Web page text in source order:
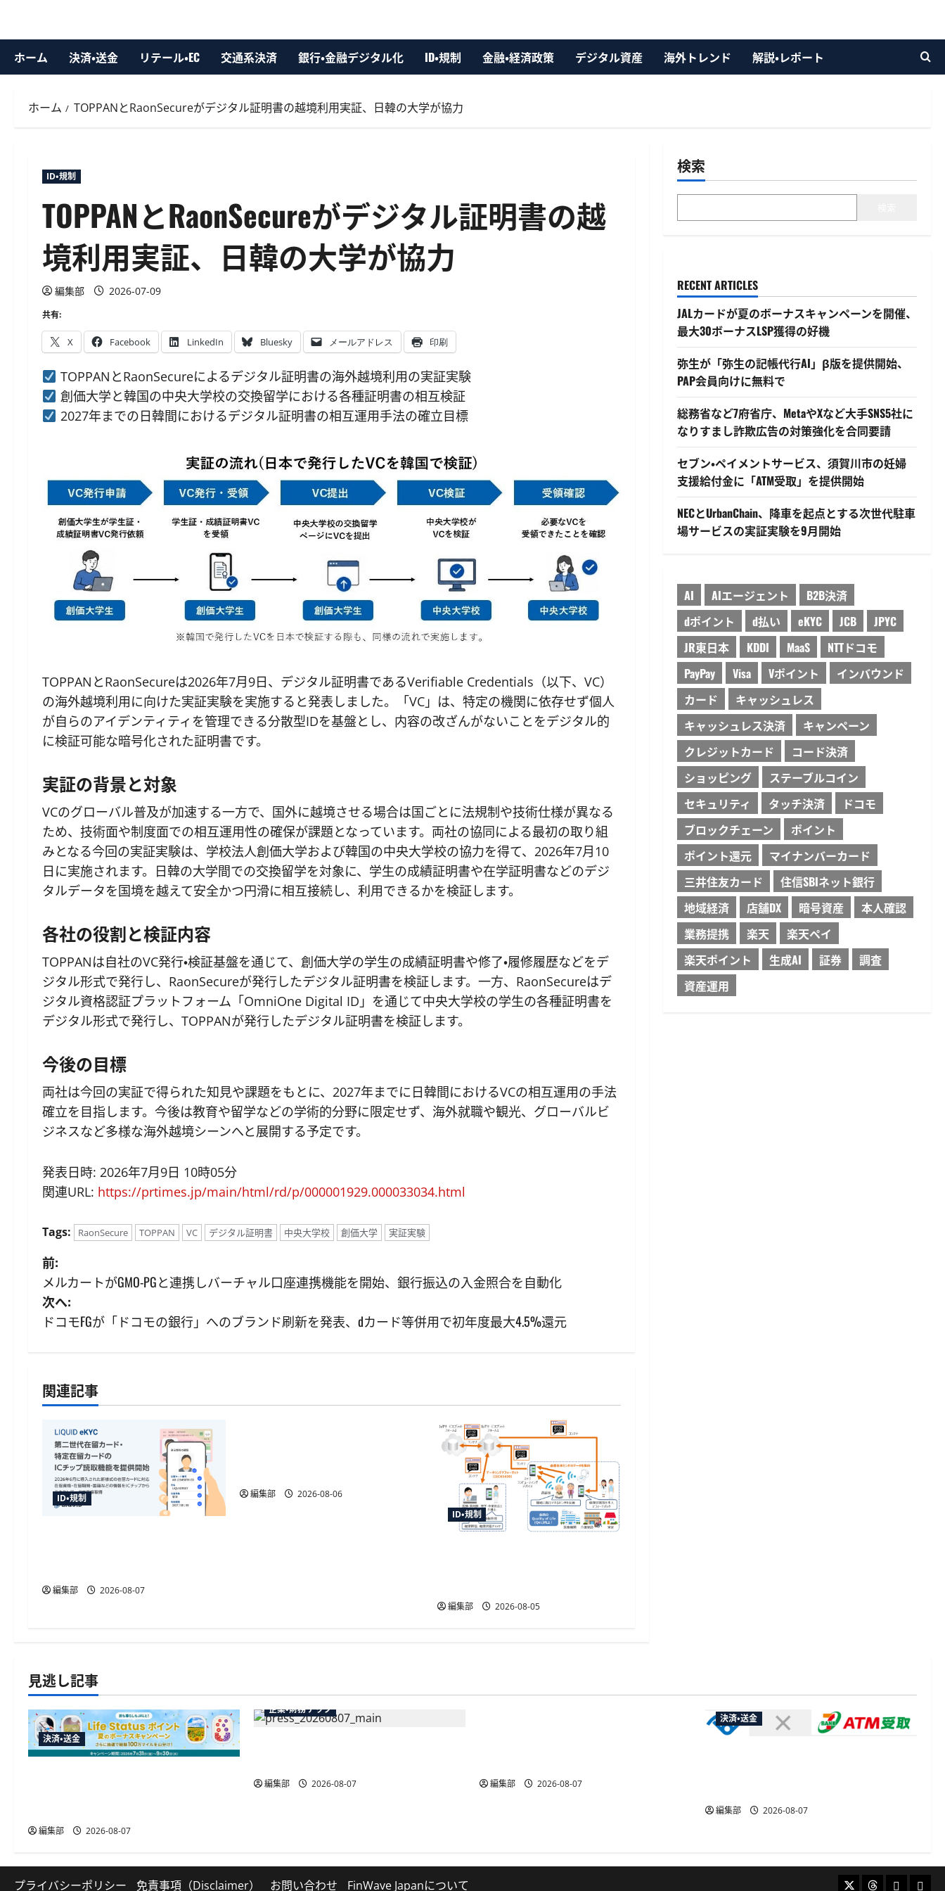
ホーム 決済・送金 リテール・EC 交通系決済 銀行・金融デジタル化 ID・規制 金融・経済政策 デジタル資産 海外トレンド 解説・レポート
ホーム TOPPANとRaonSecureがデジタル証明書の越境利用実証、日韓の大学が協力
ID・規制
TOPPANとRaonSecureがデジタル証明書の越
境利用実証、日韓の大学が協力
編集部 2026-07-09
共有:
X Facebook LinkedIn Bluesky メールアドレス 印刷
TOPPANとRaonSecureによるデジタル証明書の海外越境利用の実証実験
創価大学と韓国の中央大学校の交換留学における各種証明書の相互検証
2027年までの日韓間におけるデジタル証明書の相互運用手法の確立目標
TOPPANとRaonSecureは2026年7月9日、デジタル証明書であるVerifiable Credentials（以下、VC）
の海外越境利用に向けた実証実験を実施すると発表しました。「VC」は、特定の機関に依存せず個人
が自らのアイデンティティを管理できる分散型IDを基盤とし、内容の改ざんがないことをデジタル的
に検証可能な暗号化された証明書です。
実証の背景と対象
VCのグローバル普及が加速する一方で、国外に越境させる場合は国ごとに法規制や技術仕様が異なる
ため、技術面や制度面での相互運用性の確保が課題となっています。両社の協同による最初の取り組
みとなる今回の実証実験は、学校法人創価大学および韓国の中央大学校の協力を得て、2026年7月10
日に実施されます。日韓の大学間での交換留学を対象に、学生の成績証明書や在学証明書などのデジ
タルデータを国境を越えて安全かつ円滑に相互接続し、利用できるかを検証します。
各社の役割と検証内容
TOPPANは自社のVC発行・検証基盤を通じて、創価大学の学生の成績証明書や修了・履修履歴などをデ
ジタル形式で発行し、RaonSecureが発行したデジタル証明書を検証します。一方、RaonSecureはデ
ジタル資格認証プラットフォーム「OmniOne Digital ID」を通じて中央大学校の学生の各種証明書を
デジタル形式で発行し、TOPPANが発行したデジタル証明書を検証します。
今後の目標
両社は今回の実証で得られた知見や課題をもとに、2027年までに日韓間におけるVCの相互運用の手法
確立を目指します。今後は教育や留学などの学術的分野に限定せず、海外就職や観光、グローバルビ
ジネスなど多様な海外越境シーンへと展開する予定です。
発表日時: 2026年7月9日 10時05分
関連URL: https://prtimes.jp/main/html/rd/p/000001929.000033034.html
Tags: RaonSecure TOPPAN VC デジタル証明書 中央大学校 創価大学 実証実験
投
稿
ナ
ゲ
ー
シ
ョ
ン
前:
メルカートがGMO-PGと連携しバーチャル口座連携機能を開始、銀行振込の入金照合を自動化
次へ:
ドコモFGが「ドコモの銀行」へのブランド刷新を発表、dカード等併用で初年度最大4.5%還元
関連記事
ID・規制
編集部 2026-08-07
編集部
2026-08-06
ID・規制
編集部 2026-08-05
検索
RECENT ARTICLES
JALカードが夏のボーナスキャンペーンを開催、
最大30ボーナスLSP獲得の好機
弥生が「弥生の記帳代行AI」β版を提供開始、
PAP会員向けに無料で
総務省など7府省庁、MetaやXなど大手SNS5社に
なりすまし詐欺広告の対策強化を合同要請
セブン・ペイメントサービス、須賀川市の妊婦
支援給付金に「ATM受取」を提供開始
NECとUrbanChain、降車を起点とする次世代駐車
場サービスの実証実験を9月開始
AI AIエージェント
B2B決済
dポイント
d払い eKYC JCB
JPYC
JR東日本
KDDI MaaS
NTTドコモ
PayPay
Visa Vポイント
インバウンド
カード
キャッシュレス
キャッシュレス決済
キャンペーン
クレジットカード
コード決済
ショッピング
ステーブルコイン
セキュリティ
タッチ決済
ドコモ
ブロックチェーン
ポイント
ポイント還元
マイナンバーカード
三井住友カード
住信SBIネット銀行
地域経済
店舗DX 暗号資産
本人確認
業務提携
楽天
楽天ペイ
楽天ポイント
生成AI 証券
調査
資産運用
見逃し記事
決済・送金
編集部 2026-08-07
企業・財務テック
編集部 2026-08-07
広告
編集部 2026-08-07
決済・送金
編集部 2026-08-07
プライバシーポリシー 免責事項（Disclaimer） お問い合わせ FinWave Japanについて X ThreadsBluesky